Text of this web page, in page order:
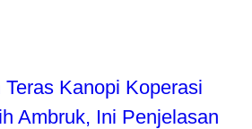
Kanopi Koperasi
Ambruk, Ini Penjelasan